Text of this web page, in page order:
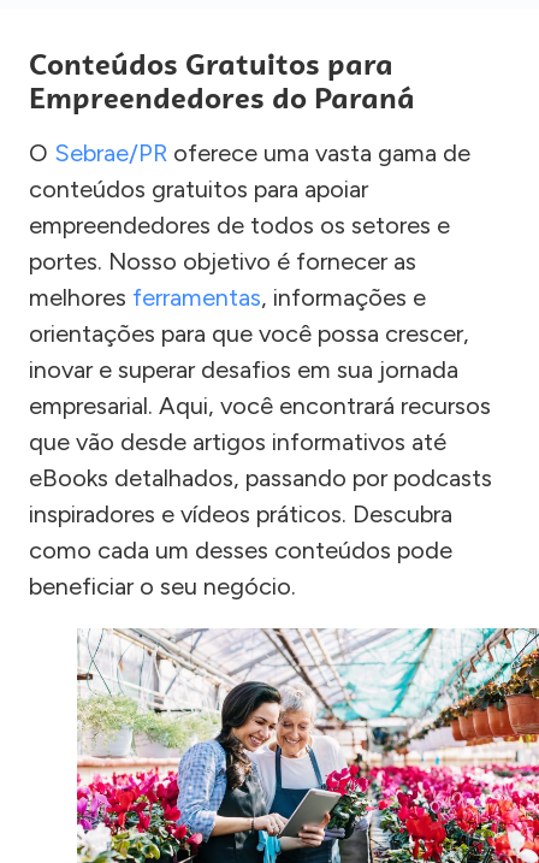
Conteúdos Gratuitos para
Empreendedores do Paraná
O Sebrae/PR oferece uma vasta gama de
conteúdos gratuitos para apoiar
empreendedores de todos os setores e
portes. Nosso objetivo é fornecer as
melhores ferramentas, informações e
orientações para que você possa crescer,
inovar e superar desafios em sua jornada
empresarial. Aqui, você encontrará recursos
que vão desde artigos informativos até
eBooks detalhados, passando por podcasts
inspiradores e vídeos práticos. Descubra
como cada um desses conteúdos pode
beneficiar o seu negócio.